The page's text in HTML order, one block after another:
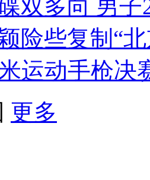
双多向 男
险些复制“
运动手枪决
更多